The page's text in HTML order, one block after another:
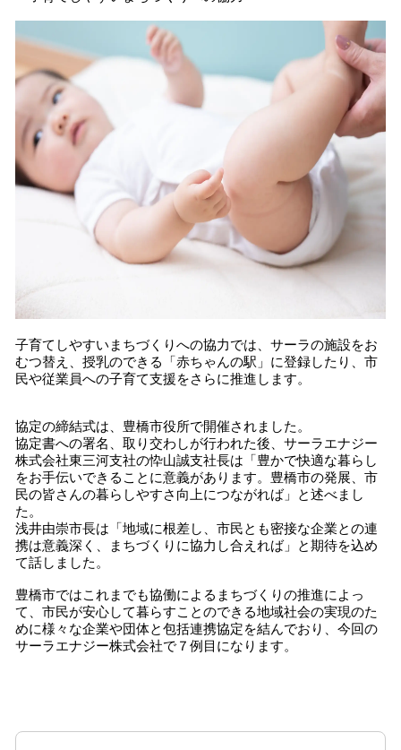
子育てしやすいまちづくりへの協力では、サーラの施設をお
むつ替え、授乳のできる「赤ちゃんの駅」に登録したり、市
民や従業員への子育て支援をさらに推進します。
協定の締結式は、豊橋市役所で開催されました。
協定書への署名、取り交わしが行われた後、サーラエナジー
株式会社東三河支社の忰山誠支社長は「豊かで快適な暮らし
をお手伝いできることに意義があります。豊橋市の発展、市
民の皆さんの暮らしやすさ向上につながれば」と述べまし
た。
浅井由崇市長は「地域に根差し、市民とも密接な企業との連
携は意義深く、まちづくりに協力し合えれば」と期待を込め
て話しました。
豊橋市ではこれまでも協働によるまちづくりの推進によっ
て、市民が安心して暮らすことのできる地域社会の実現のた
めに様々な企業や団体と包括連携協定を結んでおり、今回の
サーラエナジー株式会社で７例目になります。